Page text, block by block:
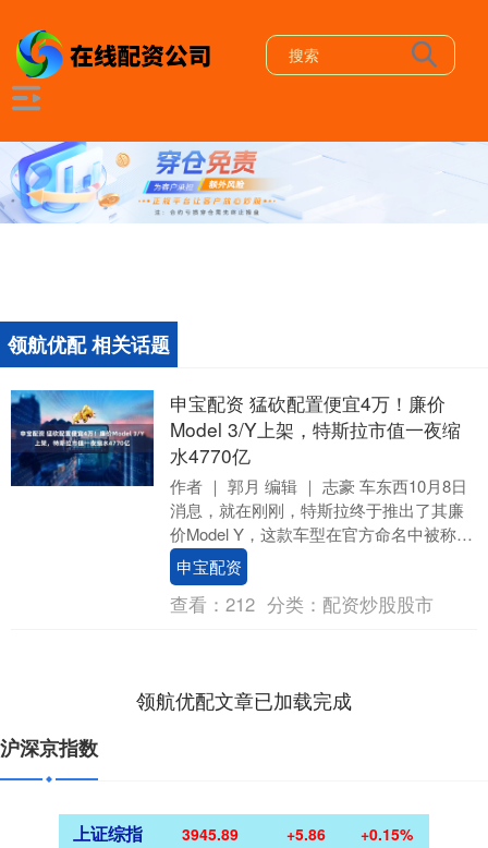
领航优配 相关话题
申宝配资 猛砍配置便宜4万！廉价
Model 3/Y上架，特斯拉市值一夜缩
水4770亿
作者 ｜ 郭月 编辑 ｜ 志豪 车东西10月8日
消息，就在刚刚，特斯拉终于推出了其廉
价Model Y，这款车型在官方命名中被称为
Model Y标准版，起售价为3....
申宝配资
查看： 212 分类： 配资炒股股市
领航优配文章已加载完成
沪深京指数
上证综指 3945.89 +5.86 +0.15%